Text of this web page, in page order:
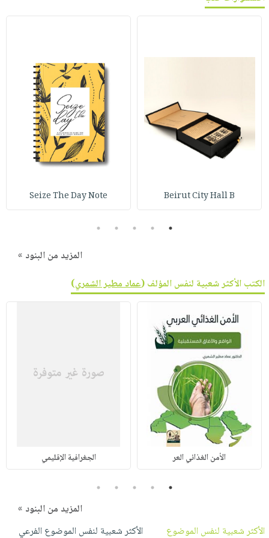
Beirut City Hall B
Seize The Day Note
1
2
3
4
5
المزيد من البنود »
الكتب الأكثر شعبية لنفس المؤلف (عماد مطير الشمري)
الأمن الغذائي العر الجغرافية الإقليمي
1
2
3
4
5
المزيد من البنود »
الأكثر شعبية لنفس الموضوع
الأكثر شعبية لنفس الموضوع الفرعي